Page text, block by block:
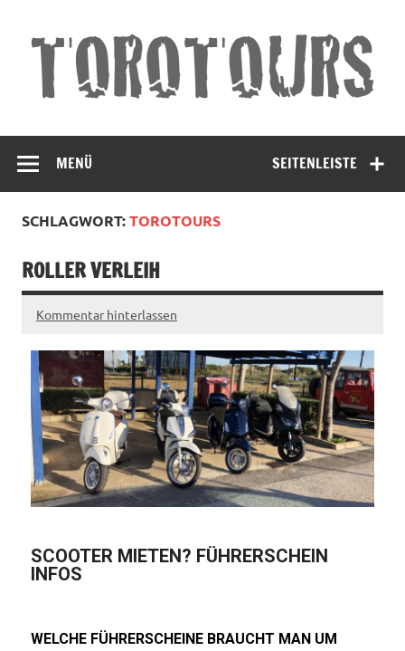
Andalusien
SEITENLEISTE
MENÜ
SCHLAGWORT:TOROTOURS
ROLLER VERLEIH
Kommentar hinterlassen
SCOOTER MIETEN? FÜHRERSCHEIN
INFOS
WELCHE FÜHRERSCHEINE BRAUCHT MAN UM